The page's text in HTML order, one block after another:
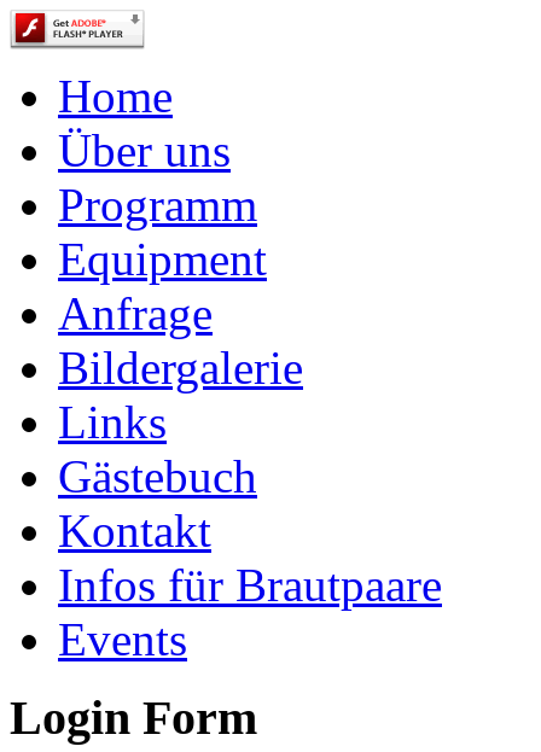
Home
Über uns
Programm
Equipment
Anfrage
Bildergalerie
Links
Gästebuch
Kontakt
Infos für Brautpaare
Events
Login Form